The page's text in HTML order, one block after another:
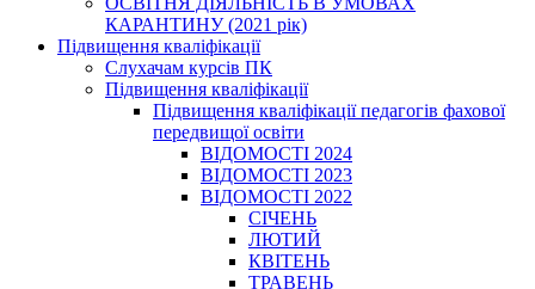
КАРАНТИНУ (2021 рік)
Підвищення кваліфікації
Слухачам курсів ПК
Підвищення кваліфікації
Підвищення кваліфікації педагогів фахової
передвищої освіти
ВІДОМОСТІ 2024
ВІДОМОСТІ 2023
ВІДОМОСТІ 2022
СІЧЕНЬ
ЛЮТИЙ
КВІТЕНЬ
ТРАВЕНЬ